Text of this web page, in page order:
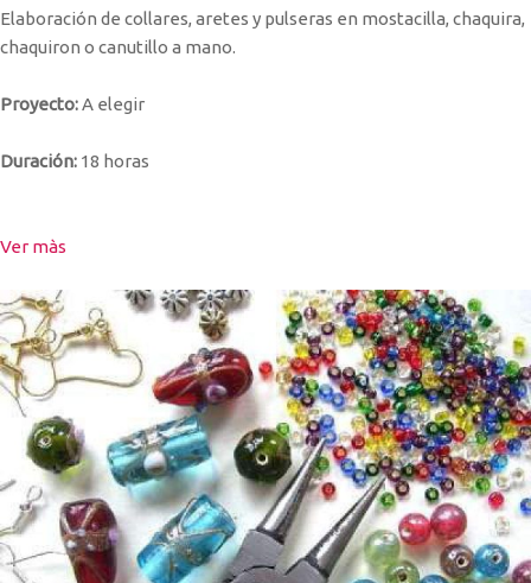
Elaboración de collares, aretes y pulseras en mostacilla, chaquira,
chaquiron o canutillo a mano.
Proyecto:A elegir
Duración: 18 horas
Ver màs